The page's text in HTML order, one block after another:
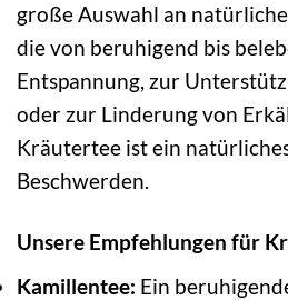
große Auswahl an
die von beruhigend bis
Entspannung, zur
oder zur Linderung von
Kräutertee ist ein
Beschwerden.
Unsere Empfehlungen für
Kamillentee: Ein